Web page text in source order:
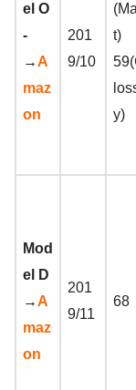
el O
-
→A
maz
on
201
9/10
t)
y)
Mod
el D
→A
maz
on
201
9/11
68